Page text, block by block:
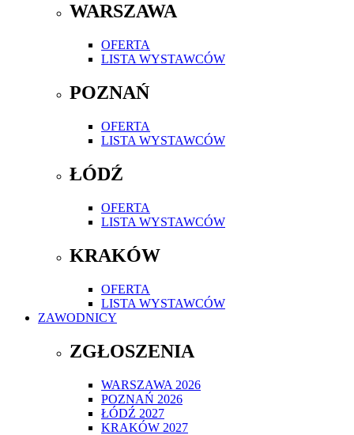
WARSZAWA
OFERTA
LISTA WYSTAWCÓW
POZNAŃ
OFERTA
LISTA WYSTAWCÓW
ŁÓDŹ
OFERTA
LISTA WYSTAWCÓW
KRAKÓW
OFERTA
LISTA WYSTAWCÓW
ZAWODNICY
ZGŁOSZENIA
WARSZAWA 2026
POZNAŃ 2026
ŁÓDŹ 2027
KRAKÓW 2027